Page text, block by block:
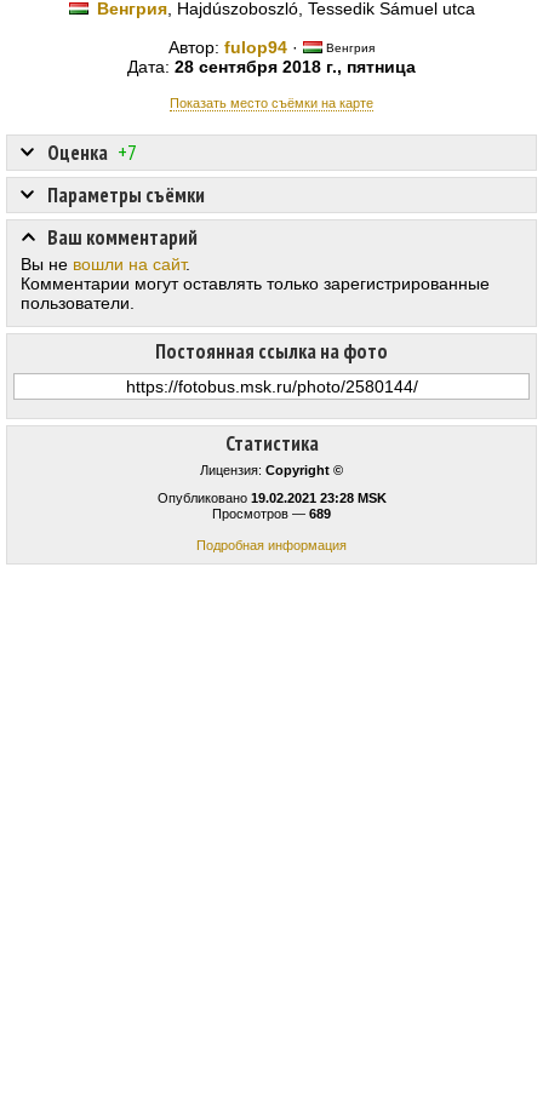
Венгрия, Hajdúszoboszló, Tessedik Sámuel utca
Автор: fulop94 · Венгрия
Дата: 28 сентября 2018 г., пятница
Показать место съёмки на карте
Статистика
Лицензия: Copyright ©
Опубликовано 19.02.2021 23:28 MSK
Просмотров — 689
Подробная информация
Оценка +7
Постоянная ссылка на фото
Параметры съёмки
Ваш комментарий
Вы не вошли на сайт.
Комментарии могут оставлять только зарегистрированные
пользователи.